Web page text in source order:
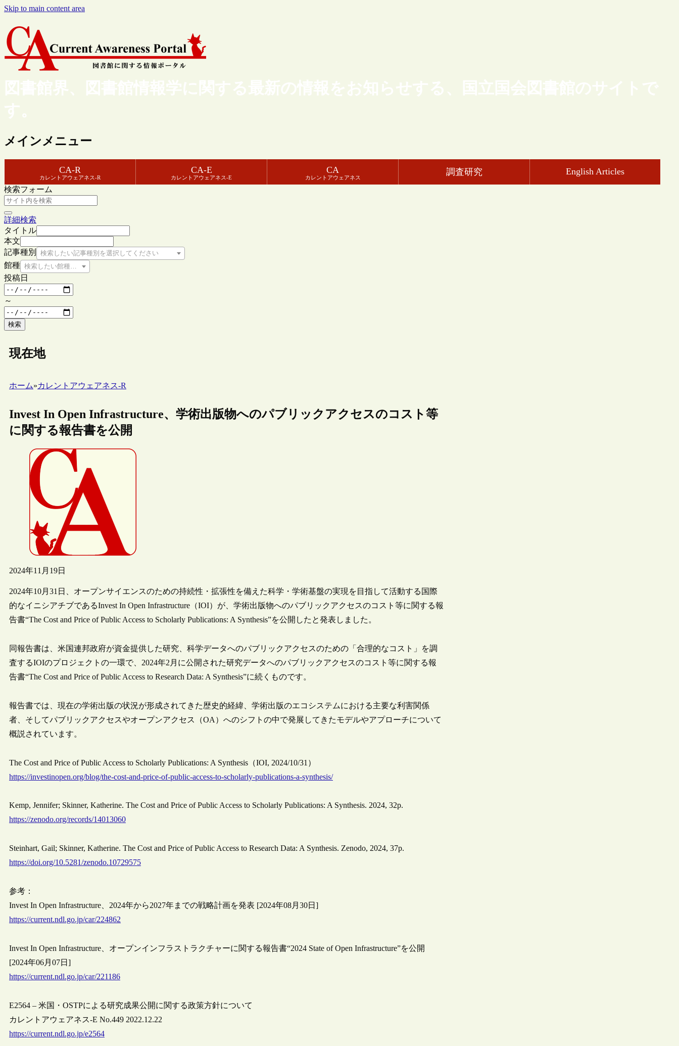
Skip to main content area
図書館界、図書館情報学に関する最新の情報をお知らせする、国立国会図書館のサイトで
す。
メインメニュー
CA-R
カレントアウェアネス-R
CA-E
カレントアウェアネス-E
CA
カレントアウェアネス
調査研究 English Articles
検索フォーム
詳細検索
タイトル
本文
記事種別
検索したい記事種別を選択してください
館種 検索したい館種を選択してください
投稿日
～
検索
現在地
ホーム»カレントアウェアネス-R
Invest In Open Infrastructure、学術出版物へのパブリックアクセスのコスト等
に関する報告書を公開
2024年11月19日
2024年10月31日、オープンサイエンスのための持続性・拡張性を備えた科学・学術基盤の実現を目指して活動する国際
的なイニシアチブであるInvest In Open Infrastructure（IOI）が、学術出版物へのパブリックアクセスのコスト等に関する報
告書“The Cost and Price of Public Access to Scholarly Publications: A Synthesis”を公開したと発表しました。
同報告書は、米国連邦政府が資金提供した研究、科学データへのパブリックアクセスのための「合理的なコスト」を調
査するIOIのプロジェクトの一環で、2024年2月に公開された研究データへのパブリックアクセスのコスト等に関する報
告書“The Cost and Price of Public Access to Research Data: A Synthesis”に続くものです。
報告書では、現在の学術出版の状況が形成されてきた歴史的経緯、学術出版のエコシステムにおける主要な利害関係
者、そしてパブリックアクセスやオープンアクセス（OA）へのシフトの中で発展してきたモデルやアプローチについて
概説されています。
The Cost and Price of Public Access to Scholarly Publications: A Synthesis（IOI, 2024/10/31）
https://investinopen.org/blog/the-cost-and-price-of-public-access-to-scholarly-publications-a-synthesis/
Kemp, Jennifer; Skinner, Katherine. The Cost and Price of Public Access to Scholarly Publications: A Synthesis. 2024, 32p.
https://zenodo.org/records/14013060
Steinhart, Gail; Skinner, Katherine. The Cost and Price of Public Access to Research Data: A Synthesis. Zenodo, 2024, 37p.
https://doi.org/10.5281/zenodo.10729575
参考：
Invest In Open Infrastructure、2024年から2027年までの戦略計画を発表 [2024年08月30日]
https://current.ndl.go.jp/car/224862
Invest In Open Infrastructure、オープンインフラストラクチャーに関する報告書“2024 State of Open Infrastructure”を公開
[2024年06月07日]
https://current.ndl.go.jp/car/221186
E2564 – 米国・OSTPによる研究成果公開に関する政策方針について
カレントアウェアネス-E No.449 2022.12.22
https://current.ndl.go.jp/e2564